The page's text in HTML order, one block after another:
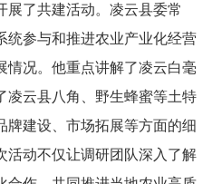
展了共建活动。凌云县委常
统参与和推进农业产业化经营
情况。他重点讲解了凌云白毫
凌云县八角、野生蜂蜜等土特
牌建设、市场拓展等方面的细
活动不仅让调研团队深入了解